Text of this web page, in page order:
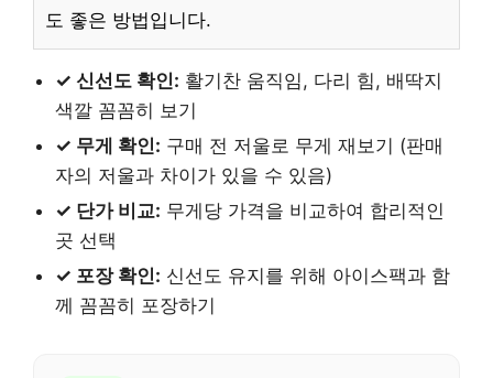
도 좋은 방법입니다.
✓ 신선도 확인: 활기찬 움직임, 다리 힘, 배딱지
색깔 꼼꼼히 보기
✓ 무게 확인: 구매 전 저울로 무게 재보기 (판매
자의 저울과 차이가 있을 수 있음)
✓ 단가 비교: 무게당 가격을 비교하여 합리적인
곳 선택
✓ 포장 확인: 신선도 유지를 위해 아이스팩과 함
께 꼼꼼히 포장하기